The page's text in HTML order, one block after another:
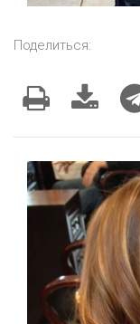
Поделиться: